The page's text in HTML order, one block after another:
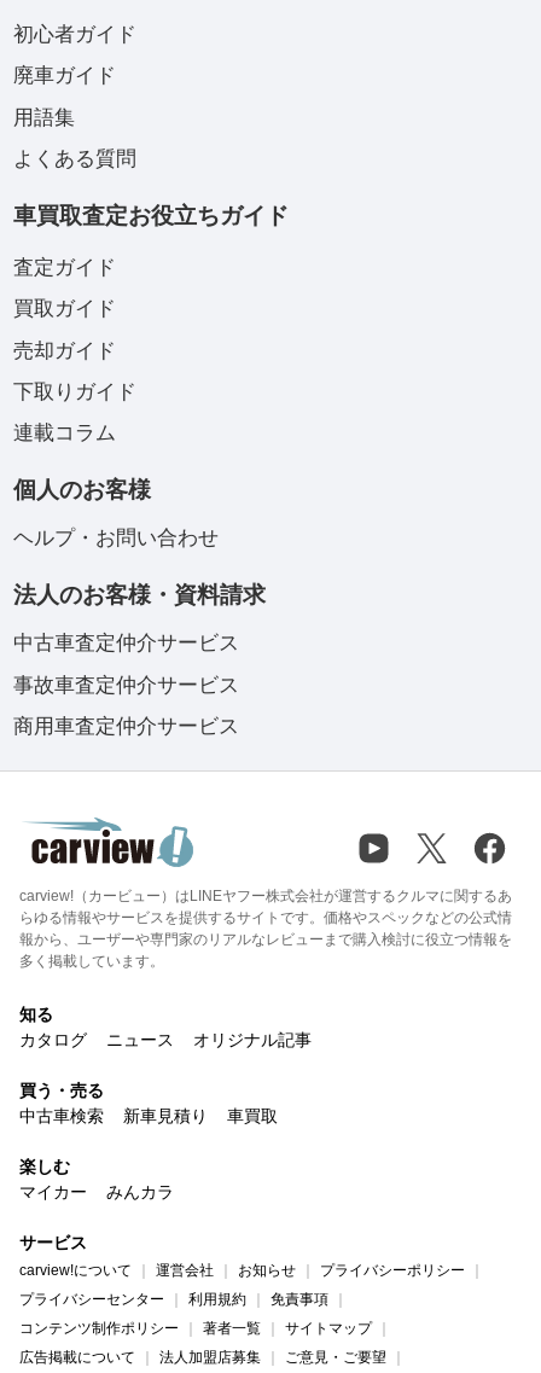
初心者ガイド
廃車ガイド
用語集
よくある質問
車買取査定お役立ちガイド
査定ガイド
買取ガイド
売却ガイド
下取りガイド
連載コラム
個人のお客様
ヘルプ・お問い合わせ
法人のお客様・資料請求
中古車査定仲介サービス
事故車査定仲介サービス
商用車査定仲介サービス
carview!（カービュー）はLINEヤフー株式会社が運営するクルマに関するあ
らゆる情報やサービスを提供するサイトです。価格やスペックなどの公式情
報から、ユーザーや専門家のリアルなレビューまで購入検討に役立つ情報を
多く掲載しています。
知る
カタログ
ニュース オリジナル記事
買う・売る
中古車検索
新車見積り 車買取
楽しむ
マイカー
みんカラ
サービス
carview!について 運営会社 お知らせ
プライバシーポリシー
プライバシーセンター
利用規約
免責事項
コンテンツ制作ポリシー
著者一覧
サイトマップ
広告掲載について
法人加盟店募集 ご意見・ご要望